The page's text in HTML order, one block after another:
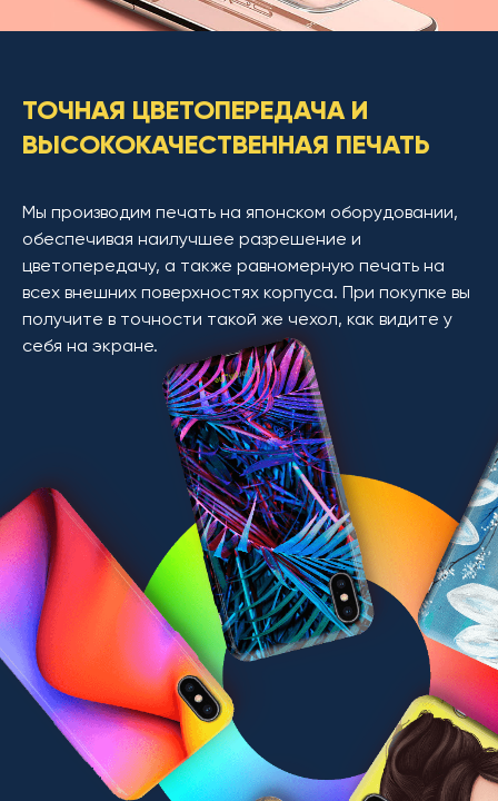
ТОЧНАЯ ЦВЕТОПЕРЕДАЧА И
ВЫСОКОКАЧЕСТВЕННАЯ ПЕЧАТЬ
Мы производим печать на японском оборудовании,
обеспечивая наилучшее разрешение и
цветопередачу, а также равномерную печать на
всех внешних поверхностях корпуса. При покупке вы
получите в точности такой же чехол, как видите у
себя на экране.